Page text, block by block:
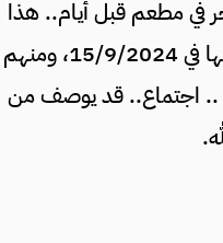
في مطعم قبل أيام.. هذا
الاجتماع العلني الأول لعدد كبير من الوزراء بحكومة الخصاونة منذ استقالتها في 15/9/2024، ومنهم
.. اجتماع.. قد يوصف من